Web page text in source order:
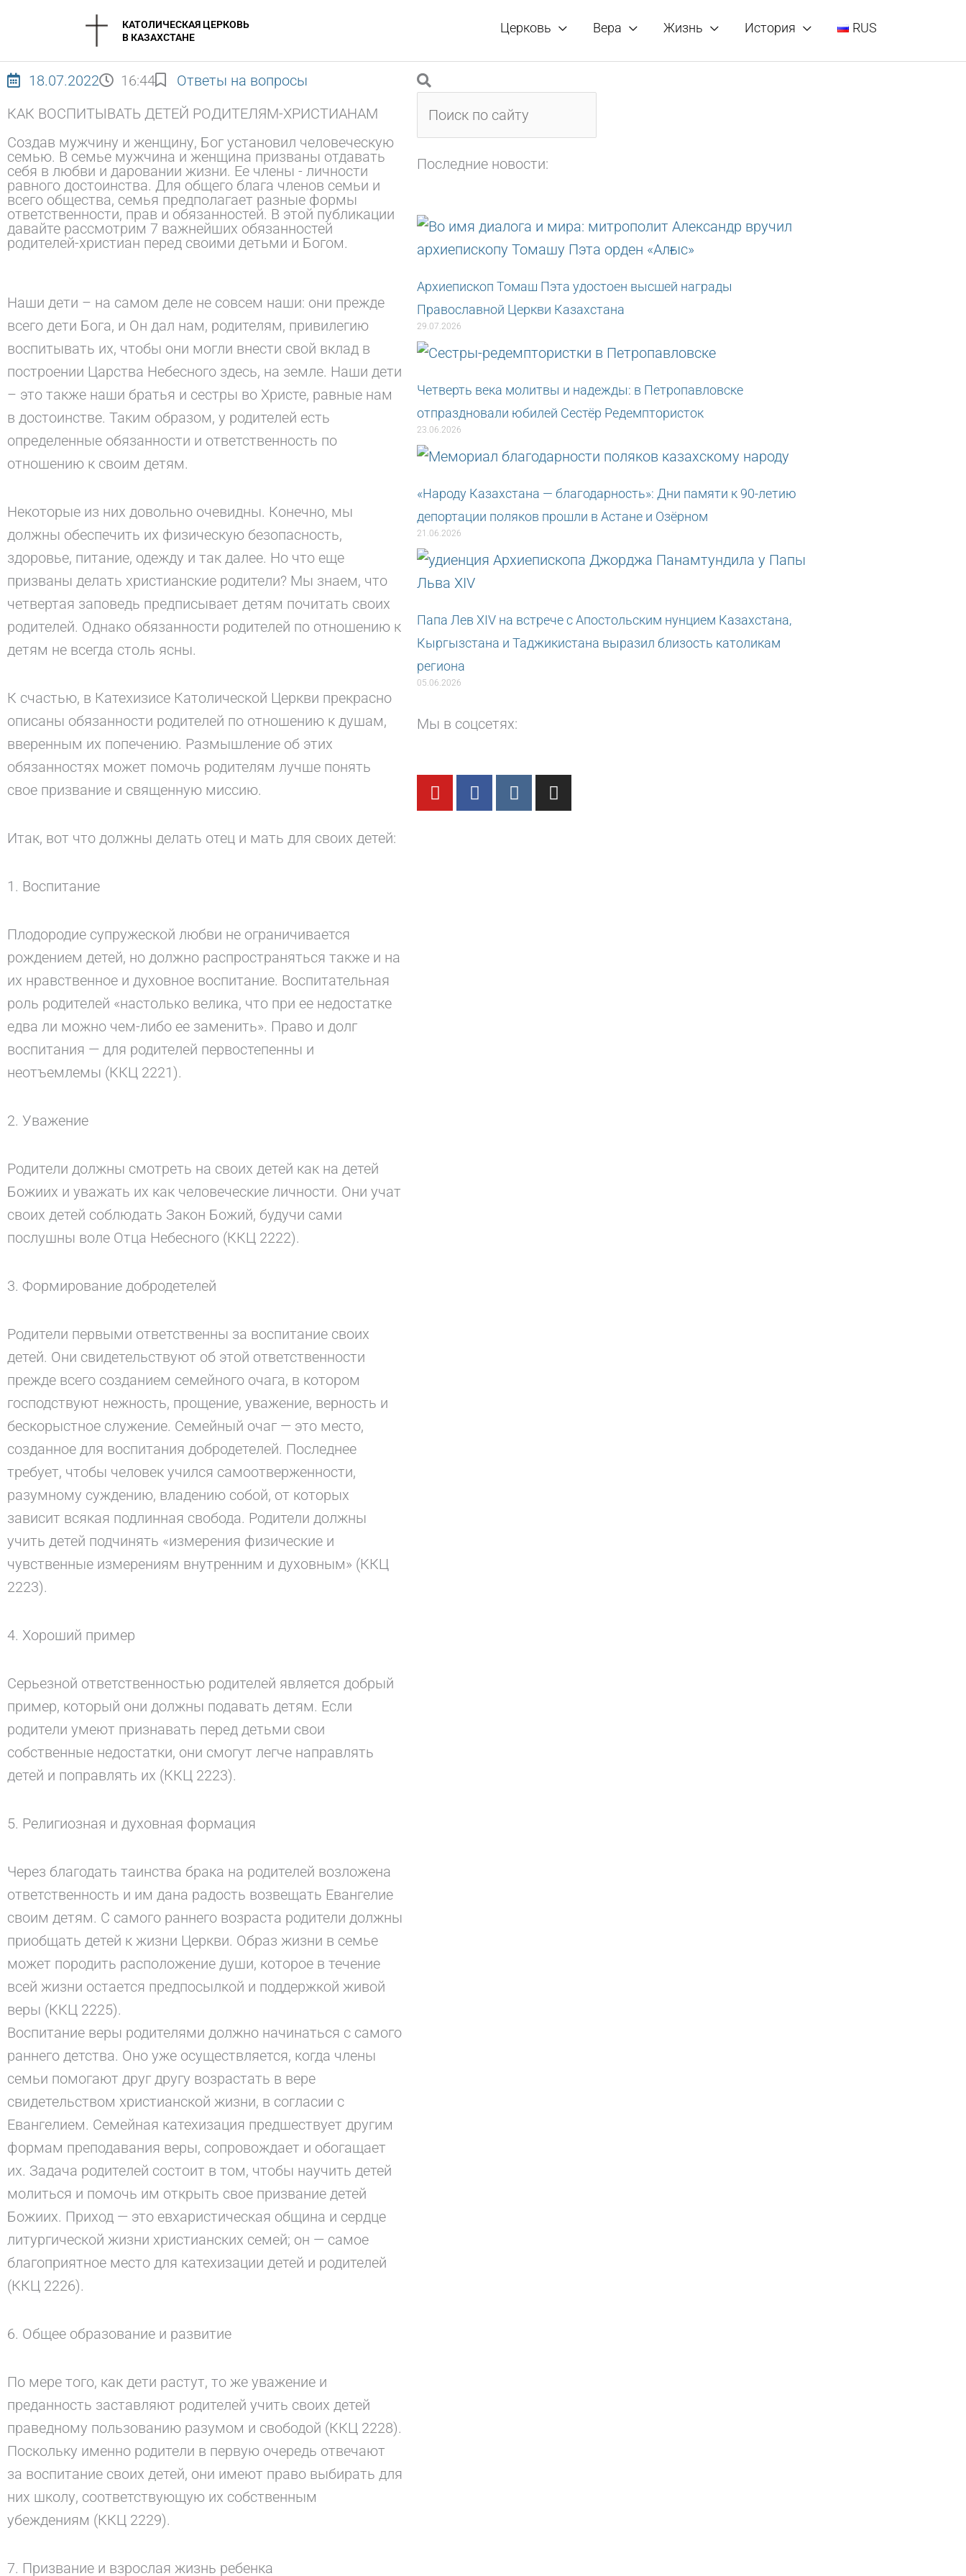
содержимому
КАТОЛИЧЕСКАЯ ЦЕРКОВЬ
В КАЗАХСТАНЕ
Церковь Вера Жизнь История RUS
18.07.2022 16:44
Ответы на вопросы
КАК ВОСПИТЫВАТЬ ДЕТЕЙ РОДИТЕЛЯМ-ХРИСТИАНАМ
Создав мужчину и женщину, Бог установил человеческую
семью. В семье мужчина и женщина призваны отдавать
себя в любви и даровании жизни. Ее члены - личности
равного достоинства. Для общего блага членов семьи и
всего общества, семья предполагает разные формы
ответственности, прав и обязанностей. В этой публикации
давайте рассмотрим 7 важнейших обязанностей
родителей-христиан перед своими детьми и Богом.
Наши дети – на самом деле не совсем наши: они прежде
всего дети Бога, и Он дал нам, родителям, привилегию
воспитывать их, чтобы они могли внести свой вклад в
построении Царства Небесного здесь, на земле. Наши дети
– это также наши братья и сестры во Христе, равные нам
в достоинстве. Таким образом, у родителей есть
определенные обязанности и ответственность по
отношению к своим детям.
Некоторые из них довольно очевидны. Конечно, мы
должны обеспечить их физическую безопасность,
здоровье, питание, одежду и так далее. Но что еще
призваны делать христианские родители? Мы знаем, что
четвертая заповедь предписывает детям почитать своих
родителей. Однако обязанности родителей по отношению к
детям не всегда столь ясны.
К счастью, в Катехизисе Католической Церкви прекрасно
описаны обязанности родителей по отношению к душам,
вверенным их попечению. Размышление об этих
обязанностях может помочь родителям лучше понять
свое призвание и священную миссию.
Итак, вот что должны делать отец и мать для своих детей:
1. Воспитание
Плодородие супружеской любви не ограничивается
рождением детей, но должно распространяться также и на
их нравственное и духовное воспитание. Воспитательная
роль родителей «настолько велика, что при ее недостатке
едва ли можно чем-либо ее заменить». Право и долг
воспитания — для родителей первостепенны и
неотъемлемы (ККЦ 2221).
2. Уважение
Родители должны смотреть на своих детей как на детей
Божиих и уважать их как человеческие личности. Они учат
своих детей соблюдать Закон Божий, будучи сами
послушны воле Отца Небесного (ККЦ 2222).
3. Формирование добродетелей
Родители первыми ответственны за воспитание своих
детей. Они свидетельствуют об этой ответственности
прежде всего созданием семейного очага, в котором
господствуют нежность, прощение, уважение, верность и
бескорыстное служение. Семейный очаг — это место,
созданное для воспитания добродетелей. Последнее
требует, чтобы человек учился самоотверженности,
разумному суждению, владению собой, от которых
зависит всякая подлинная свобода. Родители должны
учить детей подчинять «измерения физические и
чувственные измерениям внутренним и духовным» (ККЦ
2223).
4. Хороший пример
Серьезной ответственностью родителей является добрый
пример, который они должны подавать детям. Если
родители умеют признавать перед детьми свои
собственные недостатки, они смогут легче направлять
детей и поправлять их (ККЦ 2223).
5. Религиозная и духовная формация
Через благодать таинства брака на родителей возложена
ответственность и им дана радость возвещать Евангелие
своим детям. С самого раннего возраста родители должны
приобщать детей к жизни Церкви. Образ жизни в семье
может породить расположение души, которое в течение
всей жизни остается предпосылкой и поддержкой живой
веры (ККЦ 2225).
Воспитание веры родителями должно начинаться с самого
раннего детства. Оно уже осуществляется, когда члены
семьи помогают друг другу возрастать в вере
свидетельством христианской жизни, в согласии с
Евангелием. Семейная катехизация предшествует другим
формам преподавания веры, сопровождает и обогащает
их. Задача родителей состоит в том, чтобы научить детей
молиться и помочь им открыть свое призвание детей
Божиих. Приход — это евхаристическая община и сердце
литургической жизни христианских семей; он — самое
благоприятное место для катехизации детей и родителей
(ККЦ 2226).
6. Общее образование и развитие
По мере того, как дети растут, то же уважение и
преданность заставляют родителей учить своих детей
праведному пользованию разумом и свободой (ККЦ 2228).
Поскольку именно родители в первую очередь отвечают
за воспитание своих детей, они имеют право выбирать для
них школу, соответствующую их собственным
убеждениям (ККЦ 2229).
7. Призвание и взрослая жизнь ребенка
Поиск
Последние новости:
Архиепископ Томаш Пэта удостоен высшей награды
Православной Церкви Казахстана
29.07.2026
Четверть века молитвы и надежды: в Петропавловске
отпраздновали юбилей Сестёр Редемптористок
23.06.2026
«Народу Казахстана — благодарность»: Дни памяти к 90-летию
депортации поляков прошли в Астане и Озёрном
21.06.2026
Папа Лев XIV на встрече с Апостольским нунцием Казахстана,
Кыргызстана и Таджикистана выразил близость католикам
региона
05.06.2026
Мы в соцсетях:
Y
o
F
a
V
k
I
n